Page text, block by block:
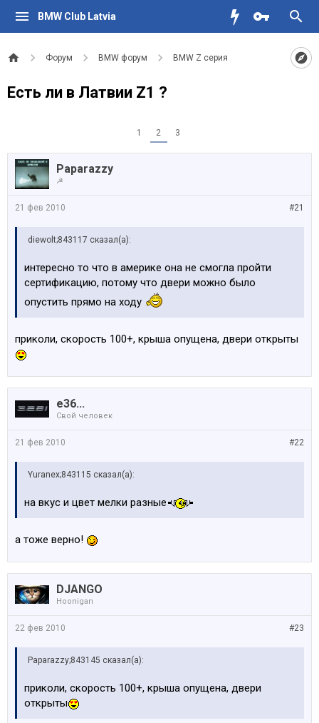
BMW Club Latvia
Форум BMW форум BMW Z серия
Есть ли в Латвии Z1 ?
1 2 3
Paparazzy
☭
#21
21 фев 2010
diewolt;843117 сказал(а):
интересно то что в америке она не смогла пройти
сертификацию, потому что двери можно было
опустить прямо на ходу
приколи, скорость 100+, крыша опущена, двери открыты
e36...
Свой человек
#22
21 фев 2010
Yuranex;843115 сказал(а):
на вкус и цвет мелки разные
а тоже верно!
DJANGO
Hoonigan
#23
22 фев 2010
Paparazzy;843145 сказал(а):
приколи, скорость 100+, крыша опущена, двери
открыты